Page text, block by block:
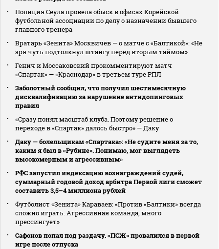
Полиция Сеула провела обыск в офисах Корейской
футбольной ассоциации по делу о назначении бывшего
главного тренера
Вратарь «Зенита» Москвичев — о матче с «Балтикой»: «Не
зря чуть подтолкнул штангу перед вторым таймом»
Генич и Моссаковский прокомментируют матч
«Спартак» — «Краснодар» в третьем туре РПЛ
Заболотный сообщил, что получил шестимесячную
дисквалификацию за нарушение антидопинговых
правил
«Сразу понял масштаб клуба. Поэтому решение о
переходе в «Спартак» далось быстро» — Даку
Даку — болельщикам «Спартака»: «Не судите меня за то,
каким я был в «Рубине». Понимаю, мог выглядеть
высокомерным и агрессивным»
РФС запустил индексацию вознаграждений судей,
суммарный годовой доход арбитра Первой лиги сможет
составить 3,5–4 миллиона рублей
Футболист «Зенита» Караваев: «Против «Балтики» всегда
сложно играть. Агрессивная команда, много
прессингует»
Сафонов попал под раздачу. «ПСЖ» провалился в первой
игре после отпуска